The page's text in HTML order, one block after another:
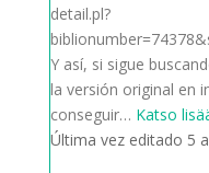
detail.pl?
Y así, si sigue
la versión original en
conseguir… Katso
Última vez editado 5